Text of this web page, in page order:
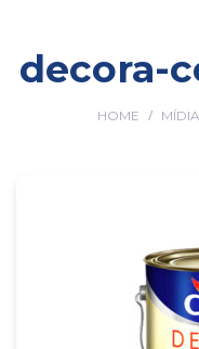
decora-
HOME / MÍDIA